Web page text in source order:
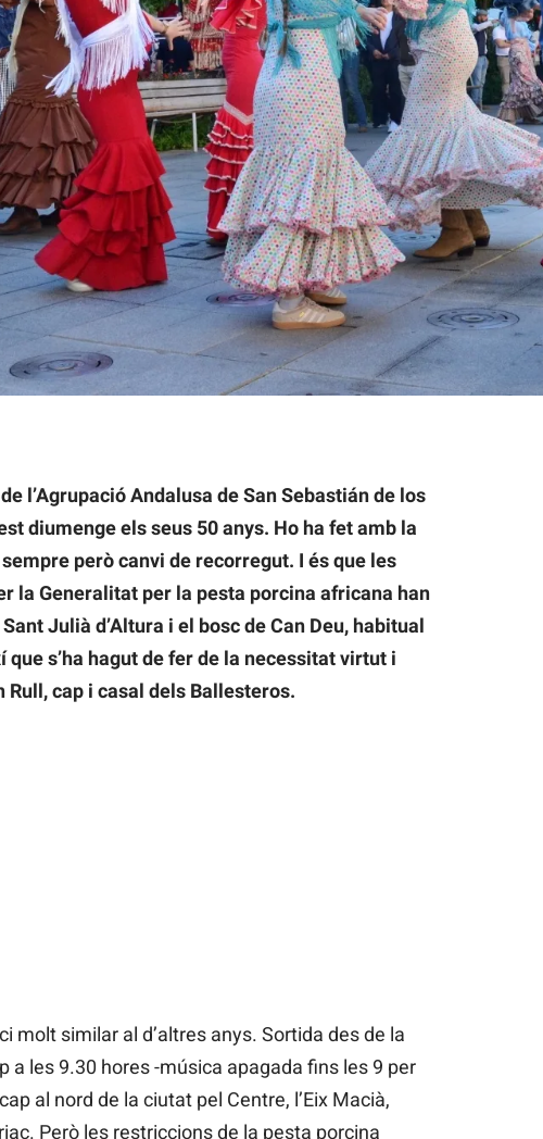
Isidre dels Ballesteros. Autor: J.d.A.
l’Agrupació Andalusa de San Sebastián de los
diumenge els seus 50 anys. Ho ha fet amb la
però canvi de recorregut. I és que les
la Generalitat per la pesta porcina africana han
Julià d’Altura i el bosc de Can Deu, habitual
que s’ha hagut de fer de la necessitat virtut i
Rull, cap i casal dels Ballesteros.
molt similar al d’altres anys. Sortida des de la
a les 9.30 hores -música apagada fins les 9 per
al nord de la ciutat pel Centre, l’Eix Macià,
Però les restriccions de la pesta porcina